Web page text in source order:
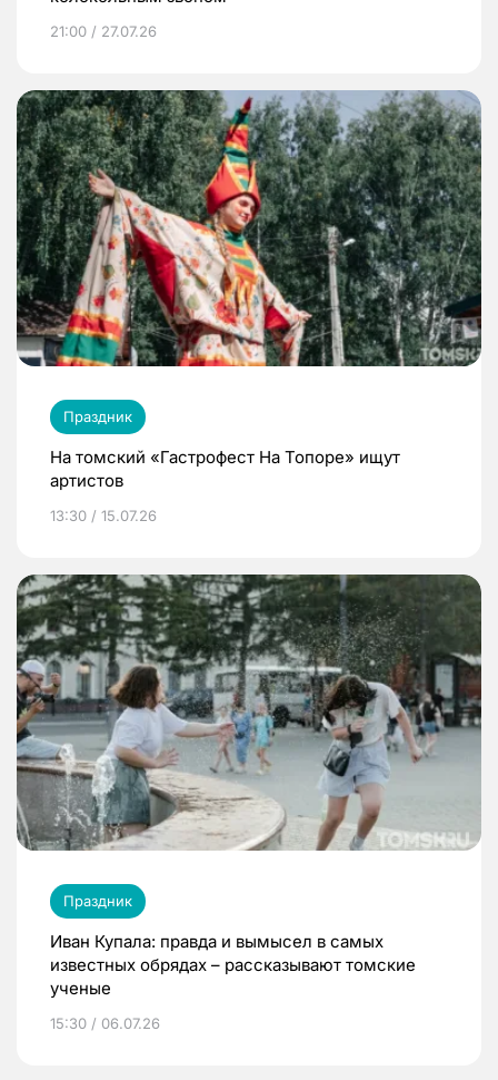
21:00 / 27.07.26
Праздник
На томский «Гастрофест На Топоре» ищут
артистов
13:30 / 15.07.26
Праздник
Иван Купала: правда и вымысел в самых
известных обрядах – рассказывают томские
ученые
15:30 / 06.07.26